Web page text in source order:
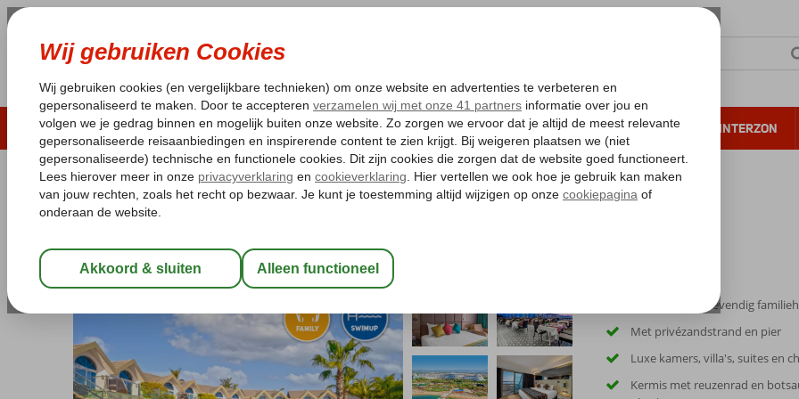
LAST MINUTE ZOMER 2026 ZONVAKANTIE VERRE REIZEN ALL INCLUSIVE WINTERZON
Pakketgarantie Laagsteprijsgarantie* Gratis annuleren*
Home
Turkije Turkse Riviera
Long Beach Alanya
Ultra All Inclusive-Hotel
Fantastisch en levendig
Met privézandstrand en pier
Luxe kamers, villa's, suites en
Kermis met reuzenrad en